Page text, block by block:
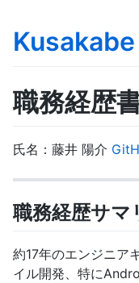
職務経歴
氏名：藤井 陽介
職務経歴サマ
約17年のエンジニア
イル開発、特に